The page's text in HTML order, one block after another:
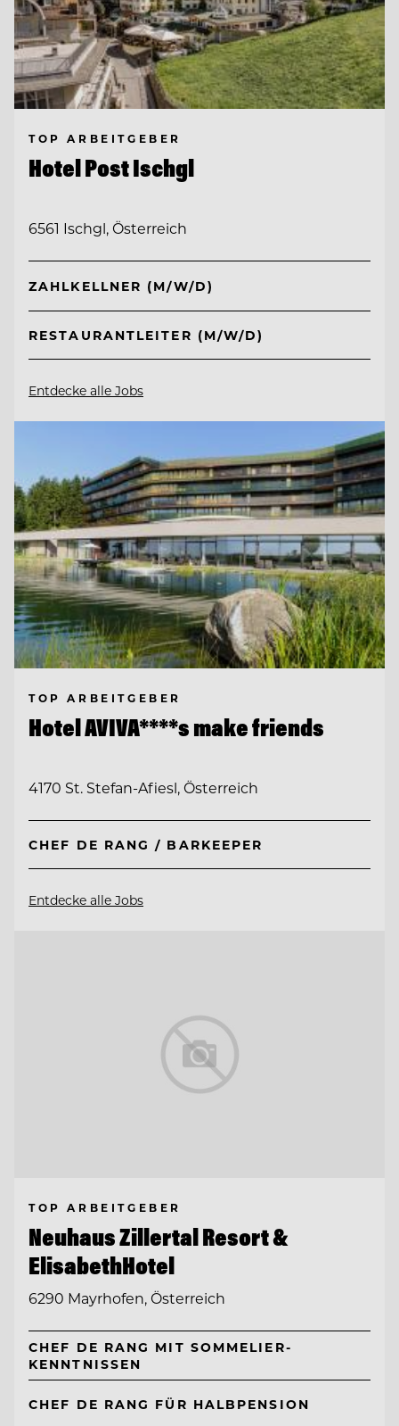
TOP ARBEITGEBER
Hotel Post Ischgl
6561 Ischgl, Österreich
ZAHLKELLNER (M/W/D)
RESTAURANTLEITER (M/W/D)
Entdecke alle Jobs
TOP ARBEITGEBER
Hotel AVIVA****s make friends
4170 St. Stefan-Afiesl, Österreich
CHEF DE RANG / BARKEEPER
Entdecke alle Jobs
TOP ARBEITGEBER
Neuhaus Zillertal Resort &
ElisabethHotel
6290 Mayrhofen, Österreich
CHEF DE RANG MIT SOMMELIER-
KENNTNISSEN
CHEF DE RANG FÜR HALBPENSION